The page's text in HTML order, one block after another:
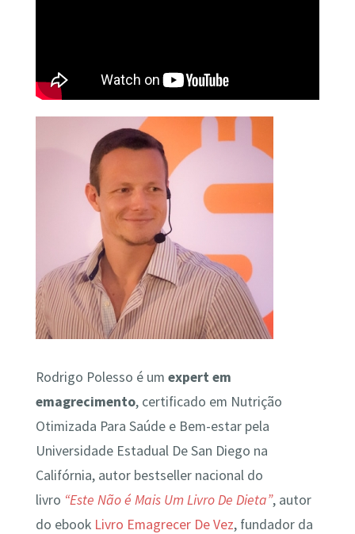
Rodrigo Polesso é um expert em
emagrecimento, certificado em Nutrição
Otimizada Para Saúde e Bem-estar pela
Universidade Estadual De San Diego na
Califórnia, autor bestseller nacional do
livro “Este Não é Mais Um Livro De Dieta”, autor
do ebook Livro Emagrecer De Vez, fundador da